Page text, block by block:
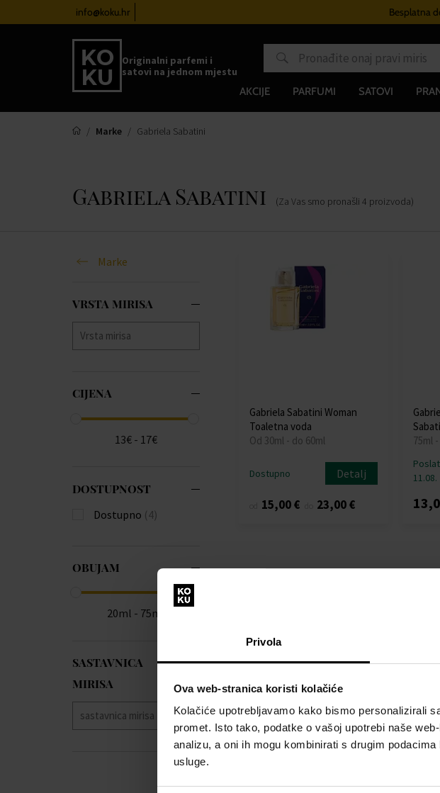
Privola
Ova web-stranica koristi kolačiće
Kolačiće upotrebljavamo kako bismo personalizirali
promet. Isto tako, podatke o vašoj upotrebi naše
analizu, a oni ih mogu kombinirati s drugim
usluge.
info@koku.hr Besplatna
Originalni parfemi i
satovi na jednom mjestu
AKCIJE PARFUMI SATOVI
Marke Gabriela Sabatini
Gabriela Sabatini (Za Vas smo pronašli 4 proizvoda)
Marke
VRSTA MIRISA
CIJENA
13€ - 17€
DOSTUPNOST
Dostupno (4)
OBUJAM
20ml - 75ml
SASTAVNICA
MIRISA
Gabriela Sabatini Woman
Toaletna voda
Od 30ml - do 60ml
Dostupno Detalj
15,00 € 23,00 €
75ml
11.08.